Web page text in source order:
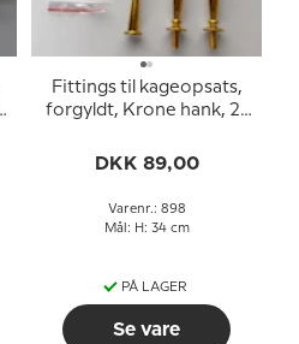
Fittings til kageopsats,
forgyldt, Krone hank, 2-
DKK 89,00
Varenr.: 898
Mål: H: 34 cm
PÅ LAGER
Se vare